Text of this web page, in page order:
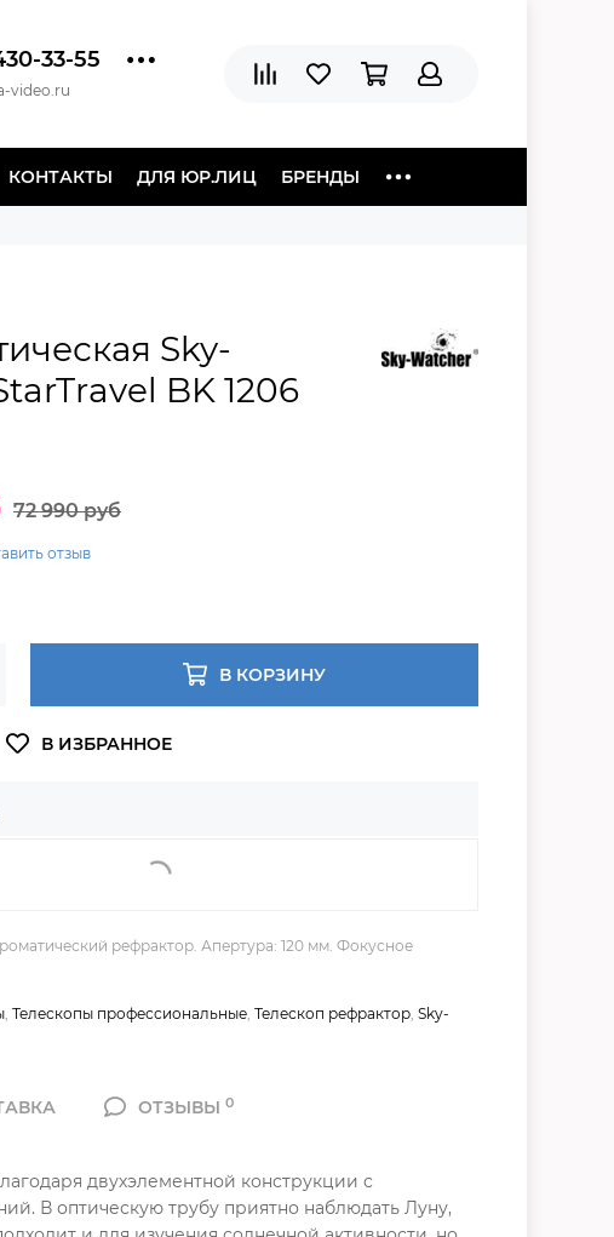
33-55
video.ru
КОНТАКТЫ ДЛЯ ЮР.ЛИЦ БРЕНДЫ
Sky-
BK 1206
72 990 руб
отзыв
В КОРЗИНУ
рефрактор. Апертура: 120 мм. Фокусное
Телескопы профессиональные Телескоп рефрактор Sky-
ОТЗЫВЫ0
двухэлементной конструкции с
В оптическую трубу приятно наблюдать Луну,